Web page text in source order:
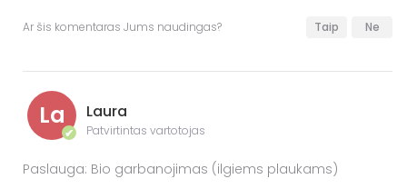
Ar šis komentaras Jums naudingas? Taip Ne
La
✔
Laura
Patvirtintas vartotojas
Paslauga: Bio garbanojimas (ilgiems plaukams)